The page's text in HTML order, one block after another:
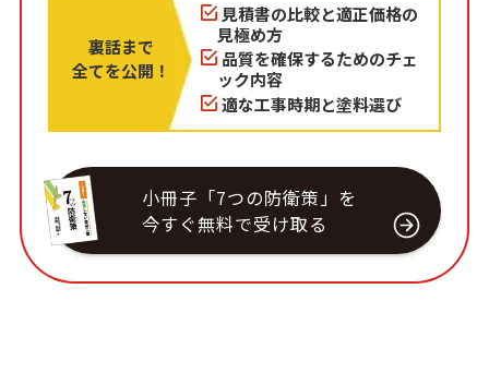
裏話まで
全てを公開！
見積書の比較と適正価格の
見極め方
品質を確保するためのチェ
ック内容
適な工事時期と塗料選び
小冊子「7つの防衛策」を
今すぐ無料で受け取る